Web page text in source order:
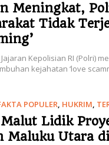
Meningkat,
Tidak
Kepolisian RI (Polri)
kejahatan ‘love
POPULER, HUKRIM,
Malut Lidik
Maluku Utara